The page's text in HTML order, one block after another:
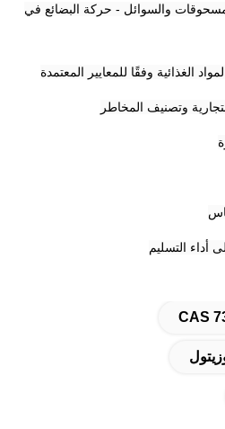
والسوائل - حركة البضائع في
الغذائية وفقًا للمعايير المعتمدة
وتصنيف المخاطر
أداء التسليم
CAS